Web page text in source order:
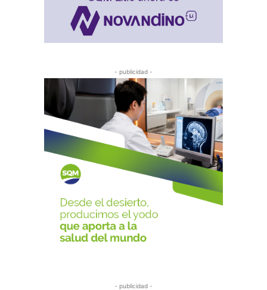
- publicidad -
- publicidad -